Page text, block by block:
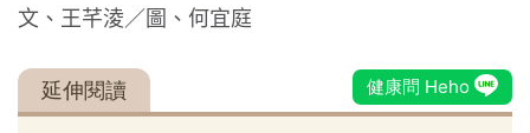
文、王芊淩／圖、何宜庭